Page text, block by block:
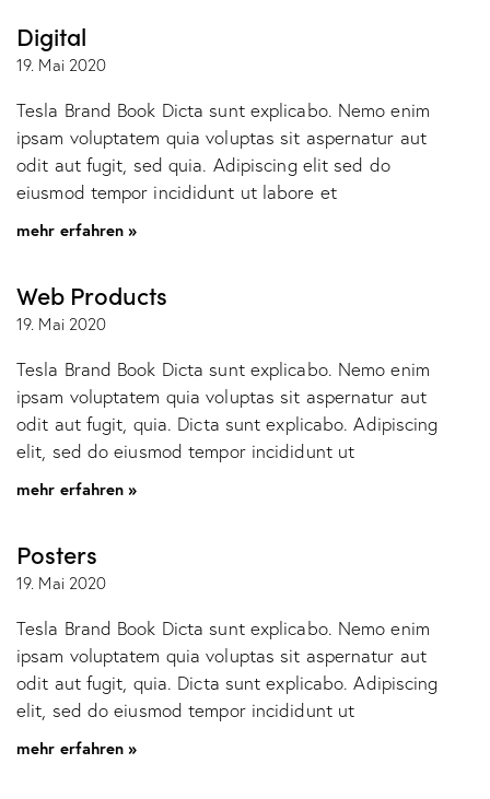
Digital
19. Mai 2020
Tesla Brand Book Dicta sunt explicabo. Nemo enim
ipsam voluptatem quia voluptas sit aspernatur aut
odit aut fugit, sed quia. Adipiscing elit sed do
eiusmod tempor incididunt ut labore et
mehr erfahren »
Web Products
19. Mai 2020
Tesla Brand Book Dicta sunt explicabo. Nemo enim
ipsam voluptatem quia voluptas sit aspernatur aut
odit aut fugit, quia. Dicta sunt explicabo. Adipiscing
elit, sed do eiusmod tempor incididunt ut
mehr erfahren »
Posters
19. Mai 2020
Tesla Brand Book Dicta sunt explicabo. Nemo enim
ipsam voluptatem quia voluptas sit aspernatur aut
odit aut fugit, quia. Dicta sunt explicabo. Adipiscing
elit, sed do eiusmod tempor incididunt ut
mehr erfahren »